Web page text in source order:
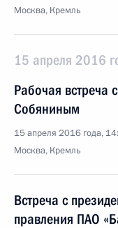
Москва, Кремль
15 апреля 2016
Рабочая встреча
Собяниным
15 апреля 2016 года,
Москва, Кремль
Встреча с
правления ПАО